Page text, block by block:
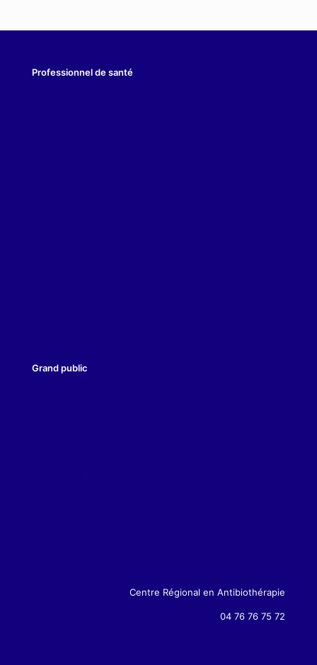
Professionnel de santé
Grand public
Centre Régional en Antibiothérapie
04 76 76 75 72